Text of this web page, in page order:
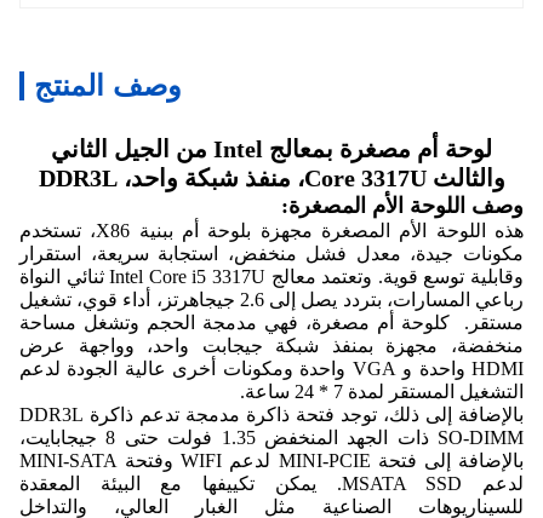
وصف المنتج
لوحة أم مصغرة بمعالج Intel من الجيل الثاني
والثالث Core 3317U، منفذ شبكة واحد، DDR3L
وصف اللوحة الأم المصغرة:
هذه اللوحة الأم المصغرة مجهزة بلوحة أم ببنية X86، تستخدم
مكونات جيدة، معدل فشل منخفض، استجابة سريعة، استقرار
وقابلية توسع قوية. وتعتمد معالج Intel Core i5 3317U ثنائي النواة
رباعي المسارات، بتردد يصل إلى 2.6 جيجاهرتز، أداء قوي، تشغيل
مستقر. كلوحة أم مصغرة، فهي مدمجة الحجم وتشغل مساحة
منخفضة، مجهزة بمنفذ شبكة جيجابت واحد، وواجهة عرض
HDMI واحدة و VGA واحدة ومكونات أخرى عالية الجودة لدعم
التشغيل المستقر لمدة 7 * 24 ساعة.
بالإضافة إلى ذلك، توجد فتحة ذاكرة مدمجة تدعم ذاكرة DDR3L
SO-DIMM ذات الجهد المنخفض 1.35 فولت حتى 8 جيجابايت،
بالإضافة إلى فتحة MINI-PCIE لدعم WIFI وفتحة MINI-SATA
لدعم MSATA SSD. يمكن تكييفها مع البيئة المعقدة
للسيناريوهات الصناعية مثل الغبار العالي، والتداخل